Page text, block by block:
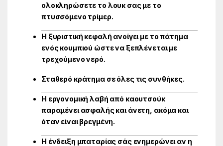
ολοκληρώσετε το λουκ σας με το
πτυσσόμενο τρίμερ.
Η ξυριστική κεφαλή ανοίγει με το πάτημα
ενός κουμπιού ώστε να ξεπλένεται με
τρεχούμενο νερό.
Σταθερό κράτημα σε όλες τις συνθήκες.
Η εργονομική λαβή από καουτσούκ
παραμένει ασφαλής και άνετη, ακόμα και
όταν είναι βρεγμένη.
Η ένδειξη μπαταρίας σάς ενημερώνει αν η